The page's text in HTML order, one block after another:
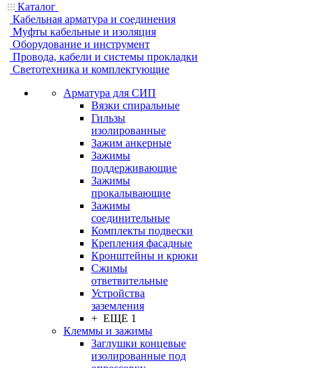
Каталог
Кабельная арматура и соединения
Муфты кабельные и изоляция
Оборудование и инструмент
Провода, кабели и системы прокладки
Светотехника и комплектующие
Арматура для СИП
Вязки спиральные
Гильзы
изолированные
Зажим анкерные
Зажимы
поддерживающие
Зажимы
прокалывающие
Зажимы
соединительные
Комплекты подвески
Крепления фасадные
Кронштейны и крюки
Сжимы
ответвительные
Устройства
заземления
+ ЕЩЕ 1
Клеммы и зажимы
Заглушки концевые
изолированные под